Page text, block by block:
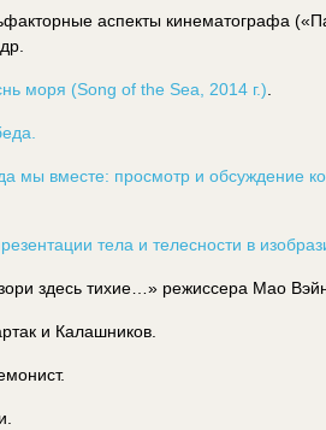
аспекты кинематографа
моря (Song of the Sea, 2014 г.)
мы вместе: просмотр и обсуждение
тела и телесности в
здесь тихие…» режиссера Мао
и Калашников.